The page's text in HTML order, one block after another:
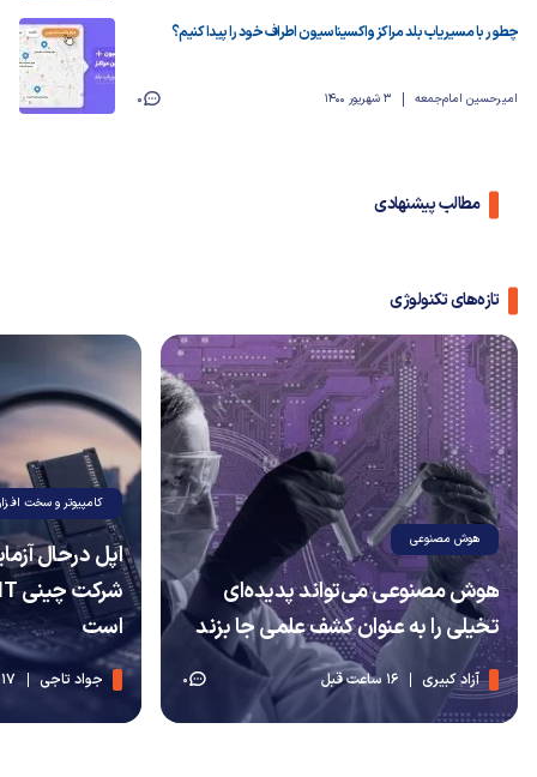
چطور با مسیریاب بلد مراکز واکسیناسیون اطراف خود را پیدا کنیم؟
امیرحسین امام‌جمعه 3 شهریور 1400 0
مطالب پیشنهادی
تازه‌های تکنولوژی
هوش مصنوعی
هوش مصنوعی می‌تواند پدیده‌ای
تخیلی را به عنوان کشف علمی جا بزند
آزاد کبیری 16 ساعت قبل 0
کامپیوتر و سخت
اپل درحال
است
جواد تاجی 17 ساعت قبل